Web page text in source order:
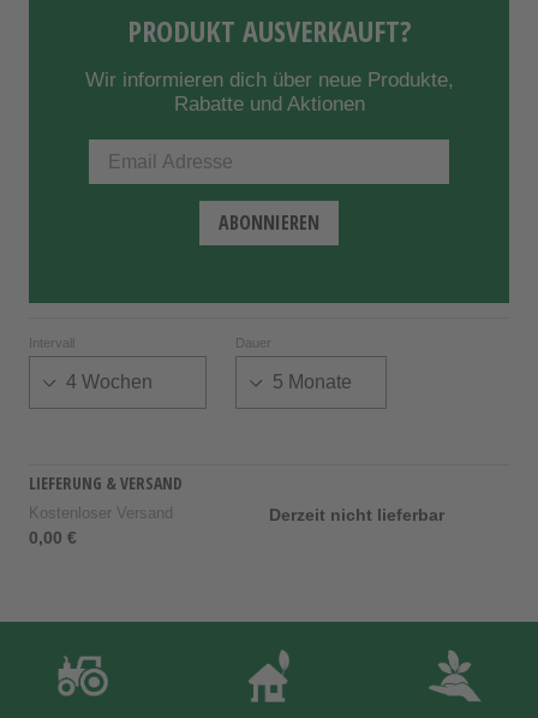
PRODUKT AUSVERKAUFT?
Wir informieren dich über neue Produkte,
Rabatte und Aktionen
Intervall Dauer
LIEFERUNG & VERSAND
Kostenloser Versand
0,00 €
Derzeit nicht lieferbar